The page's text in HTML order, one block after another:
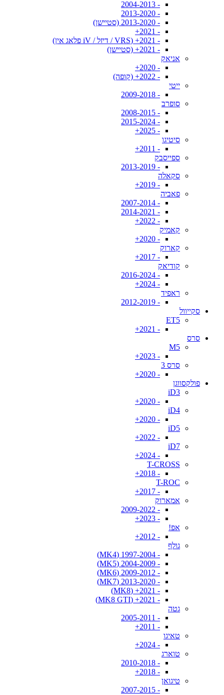
- 2004-2013
- 2013-2020
- 2013-2020 (סטיישן)
- 2021+
- 2021+ (VRS / דיזל / iV פלאג אין)
- 2021+ (סטיישן)
אניאק
- 2020+
- 2022+ (קופה)
ייטי
- 2009-2018
סופרב
- 2008-2015
- 2015-2024
- 2025+
סיטיגו
- 2011+
ספייסבק
- 2013-2019
סקאלה
- 2019+
פאביה
- 2007-2014
- 2014-2021
- 2022+
קאמיק
- 2020+
קארוק
- 2017+
קודיאק
- 2016-2024
- 2024+
ראפיד
- 2012-2019
סקייוול
ET5
- 2021+
סרס
M5
- 2023+
סרס 3
- 2020+
פולקסווגן
iD3
- 2020+
iD4
- 2020+
iD5
- 2022+
iD7
- 2024+
T-CROSS
- 2018+
T-ROC
- 2017+
אמארוק
- 2009-2022
- 2023+
אפ!
- 2012+
גולף
- 1997-2004 (MK4)
- 2004-2009 (MK5)
- 2009-2012 (MK6)
- 2013-2020 (MK7)
- 2021+ (MK8)
- 2021+ (MK8 GTI)
גטה
- 2005-2011
- 2011+
טאיגו
- 2024+
טוארג
- 2010-2018
- 2018+
טיגואן
- 2007-2015